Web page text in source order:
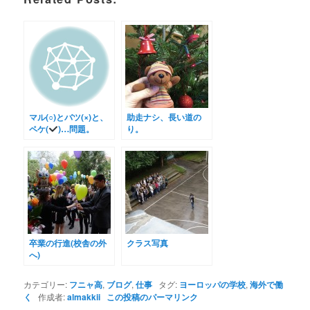
マル(○)とバツ(×)と、
ペケ(
)…問題。
助走ナシ、長い道の
り。
卒業の行進(校舎の外
へ)
クラス写真
カテゴリー: フニャ高, ブログ,仕事 タグ: ヨーロッパの学校,海外で働
く
作成者:almakkii この投稿のパーマリンク